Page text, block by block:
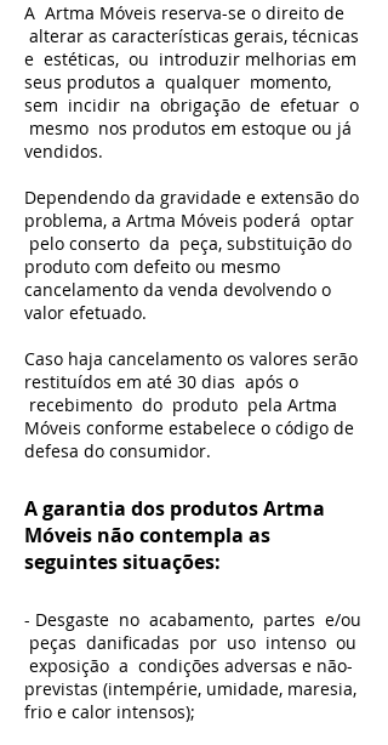
A Artma Móveis reserva-se o direito de
alterar as características gerais, técnicas
e estéticas, ou introduzir melhorias em
seus produtos a qualquer momento,
sem incidir na obrigação de efetuar o
mesmo nos produtos em estoque ou já
vendidos.
Dependendo da gravidade e extensão do
problema, a Artma Móveis poderá optar
pelo conserto da peça, substituição do
produto com defeito ou mesmo
cancelamento da venda devolvendo o
valor efetuado.
Caso haja cancelamento os valores serão
restituídos em até 30 dias após o
recebimento do produto pela Artma
Móveis conforme estabelece o código de
defesa do consumidor.
A garantia dos produtos Artma
Móveis não contempla as
seguintes situações:
- Desgaste no acabamento, partes e/ou
peças danificadas por uso intenso ou
exposição a condições adversas e não-
previstas (intempérie, umidade, maresia,
frio e calor intensos);